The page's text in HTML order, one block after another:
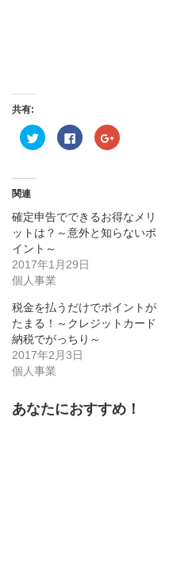
共有:
ク
リ
共
有
(新
し
い
ウ
ィ
ン
ド
で
開
き
ま
す)
Facebook
で
ク
リ
ッ
ク
て
く
(新
し
い
ウ
ィ
ン
ド
き
ま
す)
ク
リ
共
有
(新
し
で
開
き
関連
確定申告でできるお得なメリ
ットは？～意外と知らないポ
イント～
2017年1月29日
個人事業
税金を払うだけでポイントが
たまる！～クレジットカード
納税でがっちり～
2017年2月3日
個人事業
あなたにおすすめ！